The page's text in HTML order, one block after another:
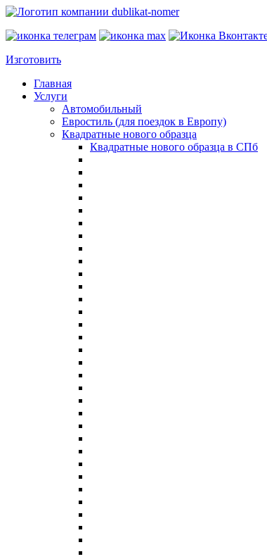
Изготовить
Главная
Услуги
Автомобильный
Евростиль (для поездок в Европу)
Квадратные нового образца
Квадратные нового образца в СПб